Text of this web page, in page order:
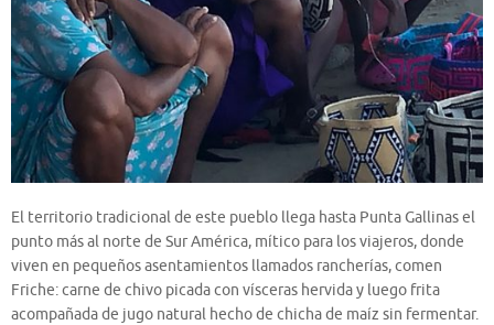
El territorio tradicional de este pueblo llega hasta Punta Gallinas el
punto más al norte de Sur América, mítico para los viajeros, donde
viven en pequeños asentamientos llamados rancherías, comen
Friche: carne de chivo picada con vísceras hervida y luego frita
acompañada de jugo natural hecho de chicha de maíz sin fermentar.